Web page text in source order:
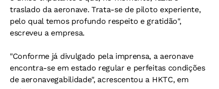
traslado da aeronave. Trata-se de piloto experiente,
pelo qual temos profundo respeito e gratidão",
escreveu a empresa.
"Conforme já divulgado pela imprensa, a aeronave
encontra-se em estado regular e perfeitas condições
de aeronavegabilidade", acrescentou a HKTC, em